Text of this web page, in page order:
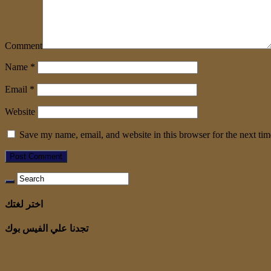
Comment
Name *
Email *
Website
Save my name, email, and website in this browser for the next
اختر لغتك
تجدنا علي الفيس بوك